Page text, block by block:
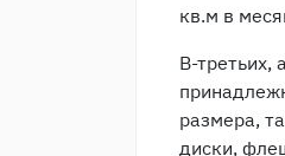
кв.м в
В-третьих,
размера,
диски,